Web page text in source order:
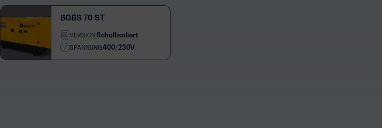
BGBS 70 ST
VERSION:Schallisoliert
SPANNUNG:400/230V